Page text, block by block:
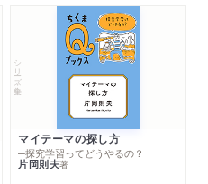
シリーズ・全集
マイテーマの探し方
─探究学習ってどうやるの？
片岡則夫著